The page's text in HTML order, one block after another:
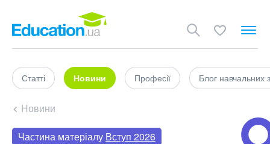
Статті Новини Професії Блог навчальних
Новини
Частина матеріалу Вступ 2026